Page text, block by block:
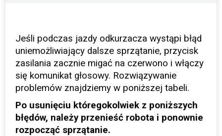
Jeśli podczas jazdy odkurzacza wystąpi błąd
uniemożliwiający dalsze sprzątanie, przycisk
zasilania zacznie migać na czerwono i włączy
się komunikat głosowy. Rozwiązywanie
problemów znajdziemy w poniższej tabeli.
Po usunięciu któregokolwiek z poniższych
błędów, należy przenieść robota i ponownie
rozpocząć sprzątanie.